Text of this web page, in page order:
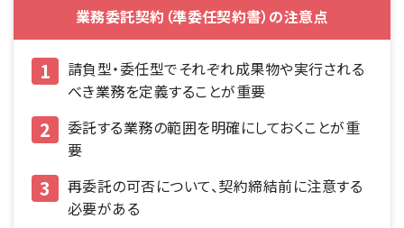
業務委託契約（準委任契約書）の注意点
請負型・委任型でそれぞれ成果物や実行される
べき業務を定義することが重要
委託する業務の範囲を明確にしておくことが重
要
再委託の可否について、契約締結前に注意する
必要がある